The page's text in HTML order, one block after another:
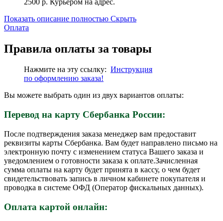
Показать описание полностью Скрыть
Оплата
Правила оплаты за товары
Нажмите на эту ссылку: Инструкция
по оформлению заказа!
Вы можете выбрать один из двух вариантов оплаты:
Перевод на карту Сбербанка России:
После подтверждения заказа менеджер вам предоставит
реквизиты карты Сбербанка. Вам будет направлено письмо на
электронную почту с изменением статуса Вашего заказа и
уведомлением о готовности заказа к оплате.Зачисленная
сумма оплаты на карту будет принята в кассу, о чем будет
свидетельствовать запись в личном кабинете покупателя и
проводка в системе ОФД (Оператор фискальных данных).
Оплата картой онлайн: